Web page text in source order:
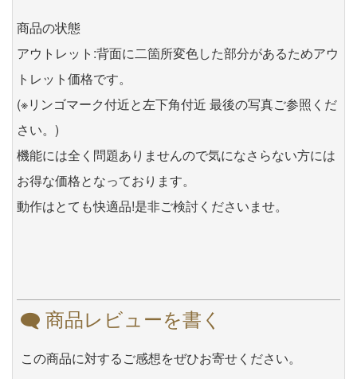
商品の状態
アウトレット:背面に二箇所変色した部分があるためアウ
トレット価格です。
(※リンゴマーク付近と左下角付近 最後の写真ご参照くだ
さい。)
機能には全く問題ありませんので気になさらない方には
お得な価格となっております。
動作はとても快適品!是非ご検討くださいませ。
商品レビューを書く
この商品に対するご感想をぜひお寄せください。